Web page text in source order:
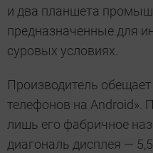
и два планшета
предназначенные для
суровых условиях.
Производитель
телефонов на Android».
лишь его фабричное
диагональ дисплея —